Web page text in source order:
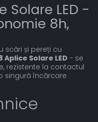
Solare LED -
8h,
scări și pereți cu
Aplice Solare LED - se
rezistente la contactul
singură încărcare